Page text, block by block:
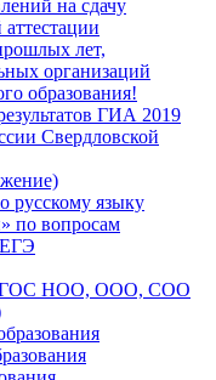
на сдачу
лет,
организаций
образования!
ГИА 2019
Свердловской
русскому языку
по вопросам
ЕГЭ
ФГОС НОО, ООО, СОО